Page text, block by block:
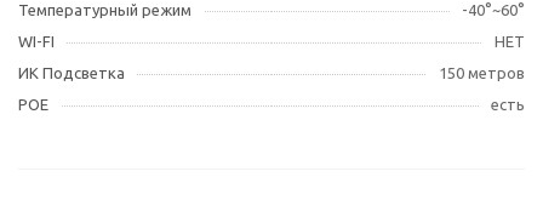
Температурный режим
-40°~60°
WI-FI
НЕТ
ИК Подсветка
150 метров
POE
есть